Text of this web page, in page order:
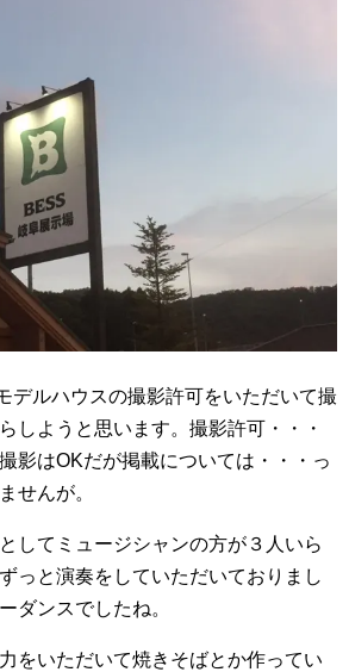
デルハウスの撮影許可をいただいて撮
しようと思います。撮影許可・・・
影はOKだが掲載については・・・っ
せんが。
してミュージシャンの方が３人いら
っと演奏をしていただいておりまし
ダンスでしたね。
をいただいて焼きそばとか作ってい